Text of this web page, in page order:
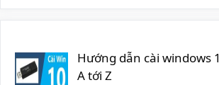
Hướng dẫn cài windows
A tới Z